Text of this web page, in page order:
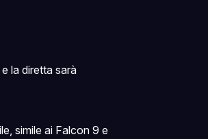
la diretta sarà
simile ai Falcon 9 e